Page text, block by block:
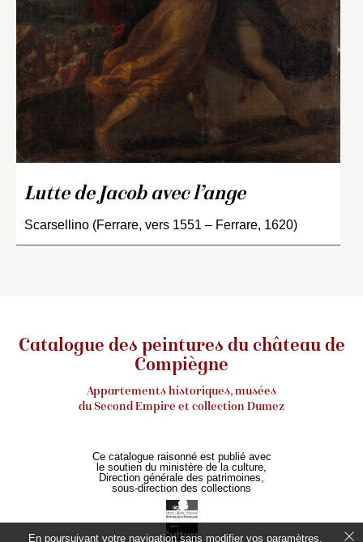
Lutte de Jacob avec l’ange
Scarsellino (Ferrare, vers 1551 – Ferrare, 1620)
Catalogue des peintures du château de
Compiègne
Appartements historiques, musées
du Second Empire et collection Dumez
Ce catalogue raisonné est publié avec
le soutien du ministère de la culture,
Direction générale des patrimoines,
sous-direction des collections
En poursuivant votre navigation sans modifier vos paramètres,